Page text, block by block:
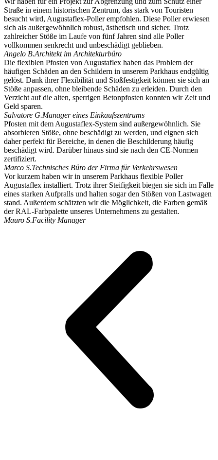
Straße in einem historischen Zentrum, das stark von Touristen
besucht wird, Augustaflex-Poller empfohlen. Diese Poller erwiesen
sich als außergewöhnlich robust, ästhetisch und sicher. Trotz
zahlreicher Stöße im Laufe von fünf Jahren sind alle Poller
vollkommen senkrecht und unbeschädigt geblieben.
Angelo B.Architekt im Architekturbüro
Die flexiblen Pfosten von Augustaflex haben das Problem der
häufigen Schäden an den Schildern in unserem Parkhaus endgültig
gelöst. Dank ihrer Flexibilität und Stoßfestigkeit können sie sich an
Stöße anpassen, ohne bleibende Schäden zu erleiden. Durch den
Verzicht auf die alten, sperrigen Betonpfosten konnten wir Zeit und
Geld sparen.
Salvatore G.Manager eines Einkaufszentrums
Pfosten mit dem Augustaflex-System sind außergewöhnlich. Sie
absorbieren Stöße, ohne beschädigt zu werden, und eignen sich
daher perfekt für Bereiche, in denen die Beschilderung häufig
beschädigt wird. Darüber hinaus sind sie nach den CE-Normen
zertifiziert.
Marco S.Technisches Büro der Firma für Verkehrswesen
Vor kurzem haben wir in unserem Parkhaus flexible Poller
Augustaflex installiert. Trotz ihrer Steifigkeit biegen sie sich im Falle
eines starken Aufpralls und halten sogar den Stößen von Lastwagen
stand. Außerdem schätzten wir die Möglichkeit, die Farben gemäß
der RAL-Farbpalette unseres Unternehmens zu gestalten.
Mauro S.Facility Manager